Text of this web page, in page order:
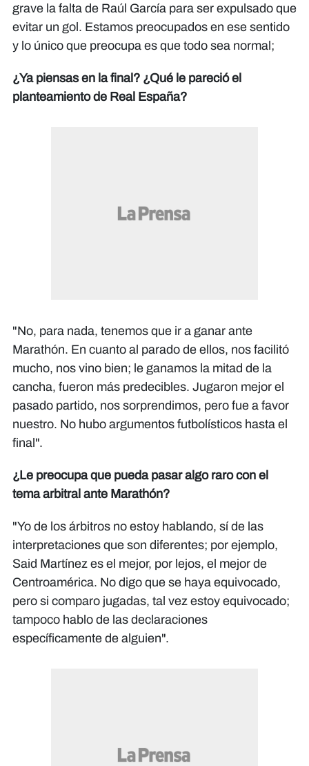
grave la falta de Raúl García para ser expulsado que
evitar un gol. Estamos preocupados en ese sentido
y lo único que preocupa es que todo sea normal;
¿Ya piensas en la final? ¿Qué le pareció el
planteamiento de Real España?
"No, para nada, tenemos que ir a ganar ante
Marathón. En cuanto al parado de ellos, nos facilitó
mucho, nos vino bien; le ganamos la mitad de la
cancha, fueron más predecibles. Jugaron mejor el
pasado partido, nos sorprendimos, pero fue a favor
nuestro. No hubo argumentos futbolísticos hasta el
final".
¿Le preocupa que pueda pasar algo raro con el
tema arbitral ante Marathón?
"Yo de los árbitros no estoy hablando, sí de las
interpretaciones que son diferentes; por ejemplo,
Said Martínez es el mejor, por lejos, el mejor de
Centroamérica. No digo que se haya equivocado,
pero si comparo jugadas, tal vez estoy equivocado;
tampoco hablo de las declaraciones
específicamente de alguien".